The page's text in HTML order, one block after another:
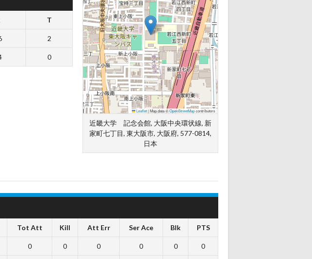
Leaflet|Map data ©OpenStreetMapcontributors
近畿大学 記念会館, 大阪中央環状線, 新
家町七丁目, 東大阪市, 大阪府, 577-0814,
日本
T
2
0
Tot Att Kill Att Err Ser Ace Blk PTS
0 0 0 0 0 0